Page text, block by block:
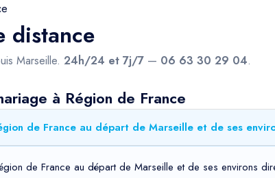
distance
Marseille. 24h/24 et 7j/7 — 06 63 30 29 04.
à Région de France
de France au départ de Marseille et de ses
de France au départ de Marseille et de ses environs